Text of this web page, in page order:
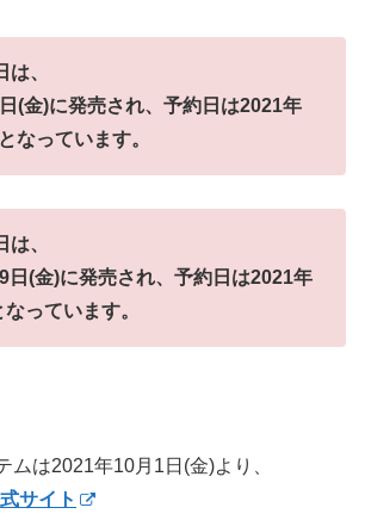
、
(金)に発売され、予約日は2021年
なっています。
、
日(金)に発売され、予約日は2021年
っています。
ムは2021年10月1日(金)より、
サイト